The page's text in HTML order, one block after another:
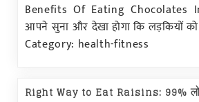
Benefits Of Eating Chocolates
आपने सुना और देखा होगा कि लड़कियों को
Category: health-fitness
Right Way to Eat Raisins: 99%